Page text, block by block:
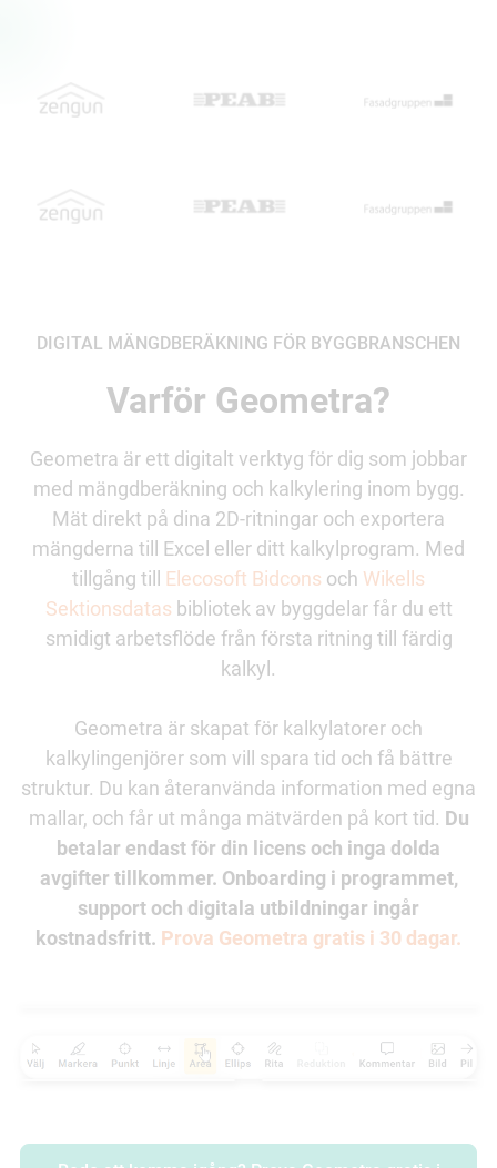
DIGITAL MÄNGDBERÄKNING FÖR BYGGBRANSCHEN
Varför Geometra?
Geometra är ett digitalt verktyg för dig som jobbar
med mängdberäkning och kalkylering inom bygg.
Mät direkt på dina 2D-ritningar och exportera
mängderna till Excel eller ditt kalkylprogram. Med
tillgång till Elecosoft Bidcons och Wikells
Sektionsdatas bibliotek av byggdelar får du ett
smidigt arbetsflöde från första ritning till färdig
kalkyl.
Geometra är skapat för kalkylatorer och
kalkylingenjörer som vill spara tid och få bättre
struktur. Du kan återanvända information med egna
mallar, och får ut många mätvärden på kort tid. Du
betalar endast för din licens och inga dolda
avgifter tillkommer. Onboarding i programmet,
support och digitala utbildningar ingår
kostnadsfritt. Prova Geometra gratis i 30 dagar.